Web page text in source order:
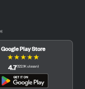
Google Play Store
★★★★★
4.7(122.1Kulasan)